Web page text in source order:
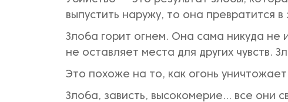
выпустить наружу, то она превратится
Злоба горит огнем. Она сама никуда не
не оставляет места для других чувств.
Это похоже на то, как огонь
Злоба, зависть, высокомерие... все они